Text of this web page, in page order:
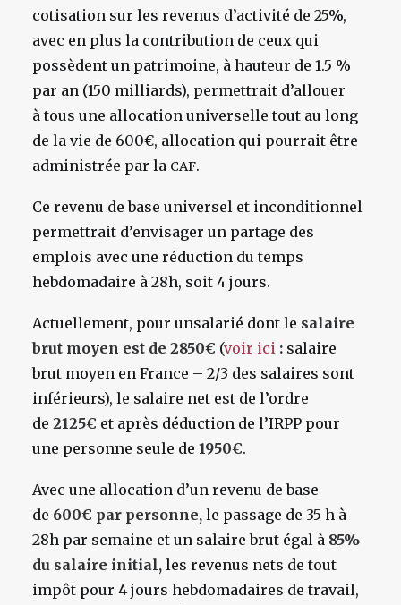
cotisation sur les revenus d’activité de 25%,
avec en plus la contribution de ceux qui
possèdent un patrimoine, à hauteur de 1.5 %
par an (150 milliards), permettrait d’allouer
à tous une allocation universelle tout au long
de la vie de 600€, allocation qui pourrait être
administrée par la CAF.
Ce revenu de base universel et inconditionnel
permettrait d’envisager un partage des
emplois avec une réduction du temps
hebdomadaire à 28h, soit 4 jours.
Actuellement, pour unsalarié dont le salaire
brut moyen est de 2850€ (voir ici : salaire
brut moyen en France – 2/3 des salaires sont
inférieurs), le salaire net est de l’ordre
de 2125€ et après déduction de l’IRPP pour
une personne seule de 1950€.
Avec une allocation d’un revenu de base
de 600€ par personne, le passage de 35 h à
28h par semaine et un salaire brut égal à 85%
du salaire initial, les revenus nets de tout
impôt pour 4 jours hebdomadaires de travail,